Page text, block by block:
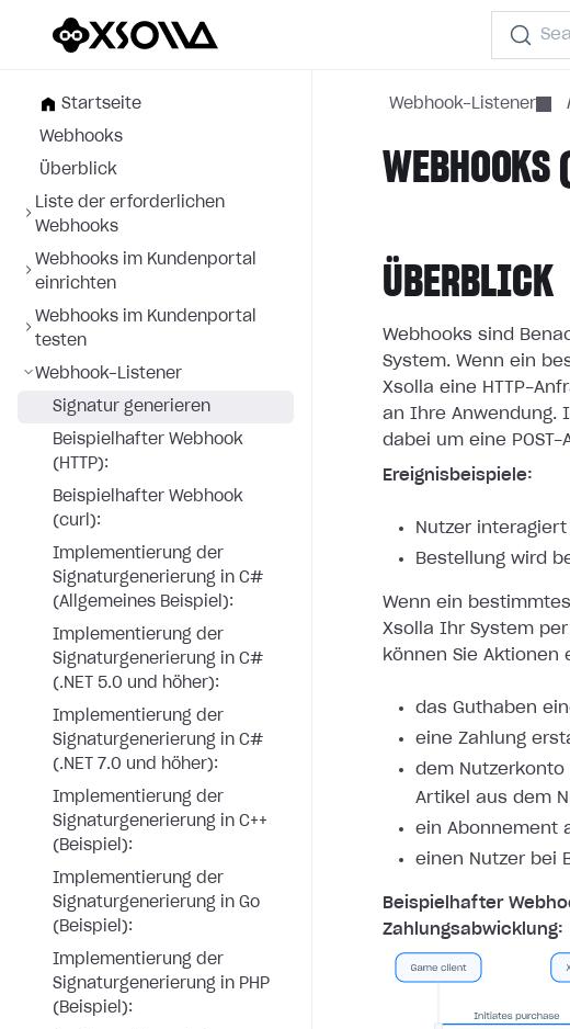
Startseite
Webhooks
Überblick
Liste der erforderlichen
Webhooks
Webhooks im Kundenportal
einrichten
Webhooks im Kundenportal
testen
Webhook-Listener
Signatur generieren
Beispielhafter Webhook
(HTTP):
Beispielhafter Webhook
(curl):
Implementierung der
Signaturgenerierung in C#
(Allgemeines Beispiel):
Implementierung der
Signaturgenerierung in C#
(.NET 5.0 und höher):
Implementierung der
Signaturgenerierung in C#
(.NET 7.0 und höher):
Implementierung der
Signaturgenerierung in C++
(Beispiel):
Implementierung der
Signaturgenerierung in Go
(Beispiel):
Implementierung der
Signaturgenerierung in PHP
(Beispiel):
Webhook-Listener /
ÜBERBLICK
Webhooks sind
System. Wenn ein
Xsolla eine HTTP-
an Ihre Anwendung.
dabei um eine POST-
Ereignisbeispiele:
Nutzer
Bestellung wird
Wenn ein
Xsolla Ihr System per
können Sie Aktionen
das Guthaben
eine Zahlung
dem
Artikel aus dem
ein Abonnement
einen Nutzer bei
Beispielhafter
Zahlungsabwicklung: